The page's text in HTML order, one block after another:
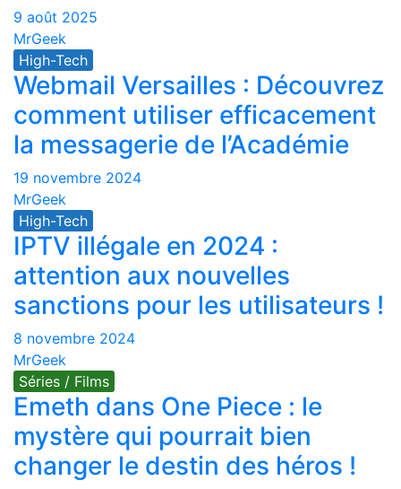
9 août 2025
MrGeek
High-Tech
Webmail Versailles : Découvrez
comment utiliser efficacement
la messagerie de l’Académie
19 novembre 2024
MrGeek
High-Tech
IPTV illégale en 2024 :
attention aux nouvelles
sanctions pour les utilisateurs !
8 novembre 2024
MrGeek
Séries / Films
Emeth dans One Piece : le
mystère qui pourrait bien
changer le destin des héros !